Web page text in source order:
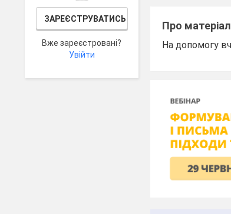
ЗАРЕЄСТРУВАТИСЬ
Вже зареєстровані?
Увійти
Про матеріал
На допомогу